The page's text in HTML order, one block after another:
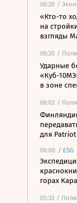
06:20 /
«Кто-то
на
взгляды
06:20 /
Ударные
«Куб-
в зоне
06:03 /
для Patriot
06:00 / ESG
горах
05:33 /